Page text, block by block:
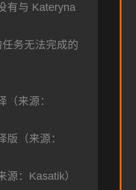
有与 Kateryna
务无法完成的
（来源：
版（来源：
源：Kasatik）